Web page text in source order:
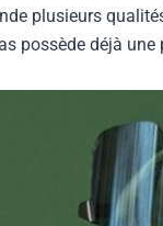
plusieurs
possède déjà une